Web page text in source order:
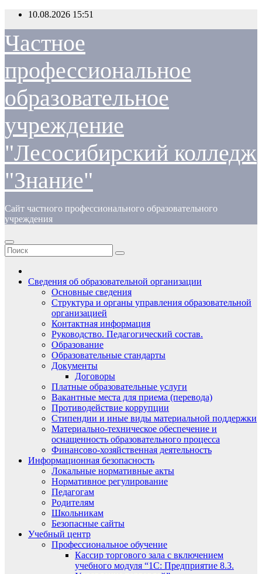
Перейти
содержимому
10.08.2026 15:51
Частное
профессиональное
образовательное
учреждение
"Лесосибирский колледж
"Знание"
Сайт частного профессионального образовательного
учреждения
Сведения об образовательной организации
Основные сведения
Структура и органы управления образовательной
организацией
Контактная информация
Руководство. Педагогический состав.
Образование
Образовательные стандарты
Документы
Договоры
Платные образовательные услуги
Вакантные места для приема (перевода)
Противодействие коррупции
Стипендии и иные виды материальной поддержки
Материально-техническое обеспечение и
оснащенность образовательного процесса
Финансово-хозяйственная деятельность
Информационная безопасность
Локальные нормативные акты
Нормативное регулирование
Педагогам
Родителям
Школьникам
Безопасные сайты
Учебный центр
Профессиональное обучение
Кассир торгового зала с включением
учебного модуля “1С: Предприятие 8.3.